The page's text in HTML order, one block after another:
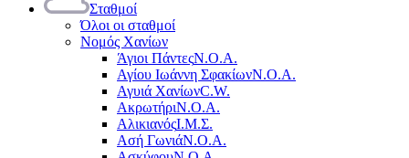
Σταθμοί
Όλοι οι σταθμοί
Νομός Χανίων
Άγιοι ΠάντεςΝ.Ο.Α.
Αγίου Ιωάννη ΣφακίωνΝ.Ο.Α.
Αγυιά ΧανίωνC.W.
ΑκρωτήριΝ.Ο.Α.
ΑλικιανόςΙ.Μ.Σ.
Ασή ΓωνιάΝ.Ο.Α.